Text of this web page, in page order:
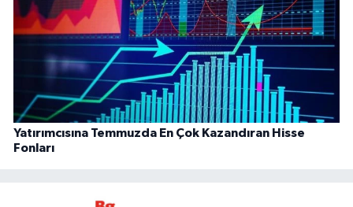
Yatırımcısına Temmuzda En Çok Kazandıran Hisse
Fonları